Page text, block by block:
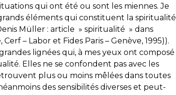
qui ont été ou sont les miennes. Je
éléments qui constituent la spiritualité
Müller : article » spiritualité » dans
– Labor et Fides Paris – Genève, 1995)).
lignées qui, à mes yeux ont composé
Elles ne se confondent pas avec les
plus ou moins mêlées dans toutes
des sensibilités diverses et peut-